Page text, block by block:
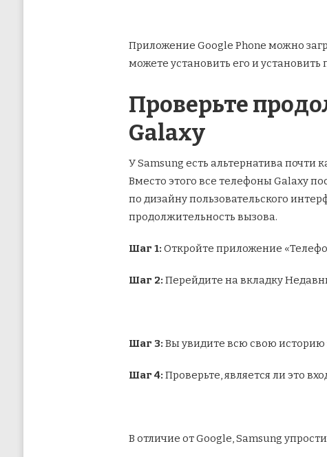
Приложение Google Phone можно
можете установить его и
Проверьте
Galaxy
У Samsung есть альтернатива
Вместо этого все телефоны Galaxy
по дизайну пользовательского
продолжительность вызова.
Шаг 1: Откройте приложение
Шаг 2: Перейдите на вкладку
Шаг 3: Вы увидите всю свою историю
Шаг 4: Проверьте, является ли это
В отличие от Google, Samsung